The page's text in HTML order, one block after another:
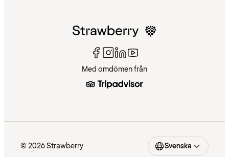
Med omdömen från
© 2026 Strawberry Svenska